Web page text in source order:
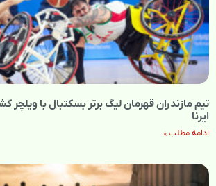
تیم مازندران قهرمان لیگ برتر بسکتبال با ویلچر
ایرنا
ادامه مطلب »